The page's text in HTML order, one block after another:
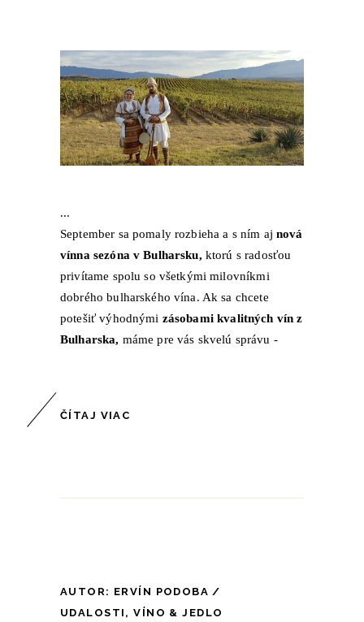
September sa pomaly rozbieha a s ním aj nová
vínna sezóna v Bulharsku, ktorú s radosťou
privítame spolu so všetkými milovníkmi
dobrého bulharského vína. Ak sa chcete
potešiť výhodnými zásobami kvalitných vín z
Bulharska, máme pre vás skvelú správu -
ČÍTAJ VIAC
AUTOR: ERVÍN PODOBA
UDALOSTI ,VÍNO & JEDLO